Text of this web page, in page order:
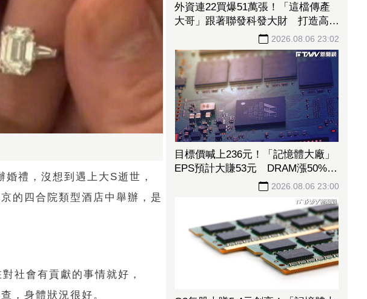
禮，沒想到遇上大S逝世，
的四合院類型酒店中舉辦，是
社會有貢獻的事情就好，
，身體狀況很好。
外資連22買爆51萬張！「這檔傳產
大哥」跟著聯發科發大財 打造高效
2026.08.06 23:02
目標價喊上236元！「記憶體大廠」
EPS預計大賺53元 DRAM漲50%、
Flash漲30%獲利大增 2026.08.06 23:00